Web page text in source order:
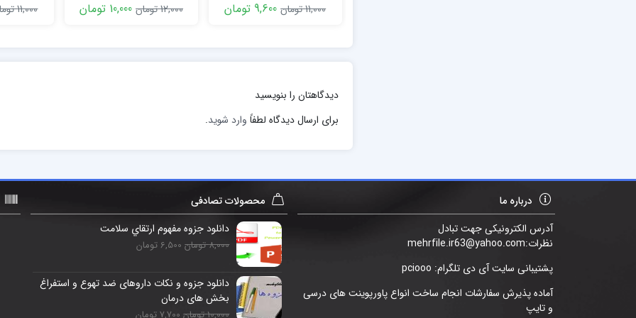
11,000 تومان 9,600 تومان
12,000 تومان
10,000 تومان
11,000 تومان
دیدگاهتان را بنویسید
برای ارسال دیدگاه لطفاً وارد شوید.
درباره ما
آدرس الکترونیکی جهت تبادل
نظرات:mehrfile.ir63@yahoo.com
پشتیبانی سایت آی دی تلگرام: pciooo
آماده پذیرش سفارشات انجام ساخت انواع پاورپوینت های درسی
و تایپ
محصولات تصادفی
دانلود جزوه مفهوم ارتقاي سلامت
8,000 تومان 6,500 تومان
دانلود جزوه و نکات داروهای ضد تهوع و استفراغ
بخش های درمان
10,000 تومان 7,700 تومان